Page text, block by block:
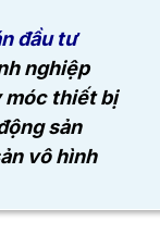
đầu tư
nghiệp
móc thiết bị
sản
vô hình